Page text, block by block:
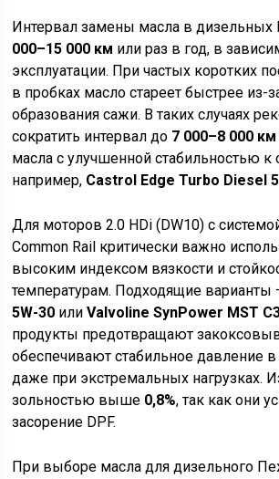
Интервал замены масла в
000–15 000 км или раз в год, в
эксплуатации. При частых коротких
в пробках масло стареет быстрее
образования сажи. В таких случаях
сократить интервал до 7 000–8 000 км
масла с улучшенной стабильностью к
например, Castrol Edge Turbo Diesel
Для моторов 2.0 HDi (DW10) с
Common Rail критически важно
высоким индексом вязкости и
температурам. Подходящие варианты
5W-30 илиValvoline SynPower MST
продукты предотвращают
обеспечивают стабильное давление
даже при экстремальных нагрузках.
зольностью выше 0,8%, так как они
засорение DPF.
При выборе масла для дизельного